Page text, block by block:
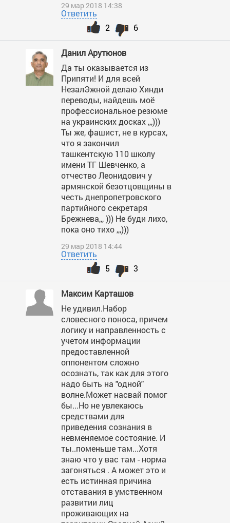
29 мар 2018 14:38
Ответить
6
2
Данил Арутюнов
Да ты оказывается из
Припяти! И для всей
НезалЭжной делаю Хинди
переводы, найдешь моё
профессиональное резюме
на украинских досках ,,,)))
Ты же, фашист, не в курсах,
что я закончил
ташкентскую 110 школу
имени ТГ Шевченко, а
отчество Леонидович у
армянской безотцовщины в
честь днепропетровского
партийного секретаря
Брежнева,,, ))) Не буди лихо,
пока оно тихо ,,,)))
29 мар 2018 14:44
Ответить
3
5
Максим Карташов
Не удивил.Набор
словесного поноса, причем
логику и направленность с
учетом информации
предоставленной
оппонентом сложно
осознать, так как для этого
надо быть на "одной"
волне.Может насвай помог
бы...Но не увлекаюсь
средствами для
приведения сознания в
невменяемое состояние. И
ты..поменьше там...Хотя
знаю что у вас там - норма
загоняться . А может это и
есть истинная причина
отставания в умственном
развитии лиц
проживающих на